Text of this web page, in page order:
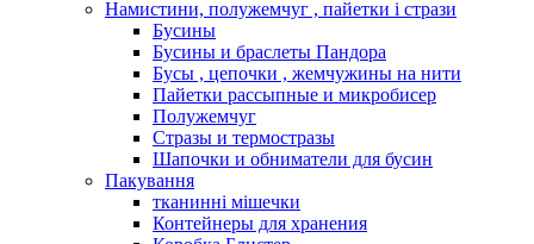
Намистини, полужемчуг , пайетки і стрази
Бусины
Бусины и браслеты Пандора
Бусы , цепочки , жемчужины на нити
Пайетки рассыпные и микробисер
Полужемчуг
Стразы и термостразы
Шапочки и обниматели для бусин
Пакування
тканинні мішечки
Контейнеры для хранения